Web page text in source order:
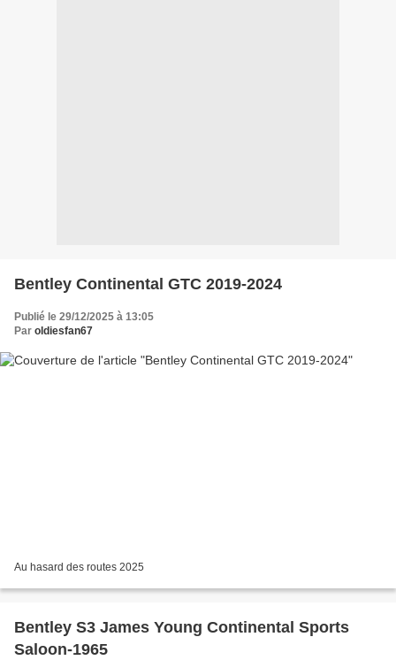
Bentley Continental GTC 2019-2024
Publié le 29/12/2025 à 13:05
Par oldiesfan67
Au hasard des routes 2025
Bentley S3 James Young Continental Sports
Saloon-1965